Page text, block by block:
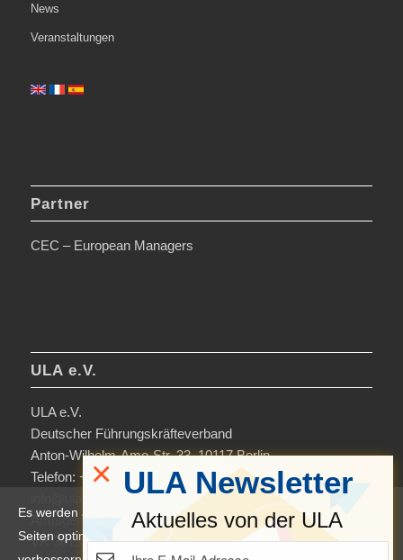
News
Veranstaltungen
Partner
CEC – European Managers
ULA e.V.
ULA e.V.
Deutscher Führungskräfteverband
Anton-Wilhelm-Amo-Str. 33, 10117 Berlin
Telefon: +49 30-306963-0
Amtsgericht Charlottenburg
VR 36138 B
Es werden auf dieser Website Cookies verwendet, um die
Seiten optimiert darzustellen und das Nutzererlebnis zu
ULA Newsletter
Aktuelles von der ULA
×